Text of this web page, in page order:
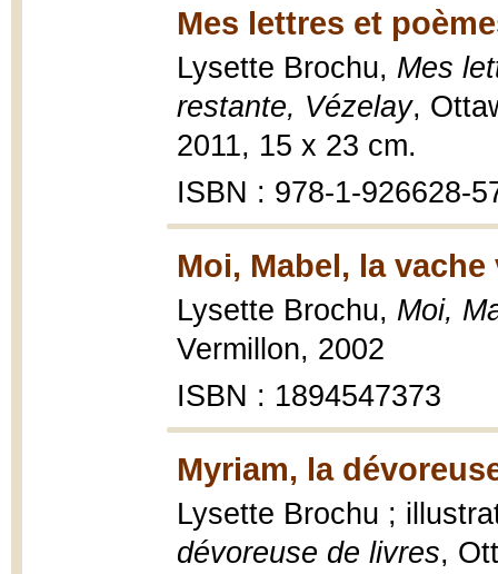
Mes lettres et
Lysette Brochu, Mes
restante, Vézelay,
2011, 15 x 23 cm.
ISBN : 978-1-926628-
Moi, Mabel, la
Lysette Brochu, Moi,
Vermillon, 2002
ISBN : 1894547373
Myriam, la
Lysette Brochu ;
dévoreuse de livres,